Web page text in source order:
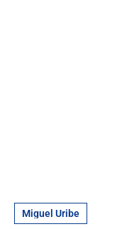
Miguel Uribe